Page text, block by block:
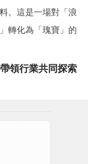
。這是一場對「浪
轉化為「瑰寶」的
領行業共同探索